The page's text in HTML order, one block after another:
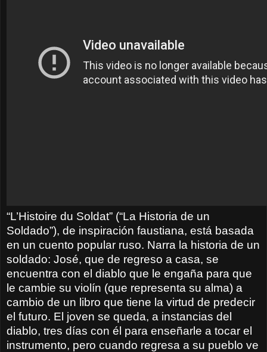
“L’Histoire du Soldat” (“La Historia de un
Soldado”), de inspiración faustiana, está basada
en un cuento popular ruso. Narra la historia de un
soldado: José, que de regreso a casa, se
encuentra con el diablo que le engaña para que
le cambie su violín (que representa su alma) a
cambio de un libro que tiene la virtud de predecir
el futuro. El joven se queda, a instancias del
diablo, tres días con él para enseñarle a tocar el
instrumento, pero cuando regresa a su pueblo ve